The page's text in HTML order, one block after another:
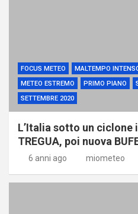
FOCUS METEO MALTEMPO
METEO ESTREMO
PRIMO PIANO
SETTEMBRE 2020
L’Italia sotto un ciclone
TREGUA, poi nuova
6 anni ago miometeo